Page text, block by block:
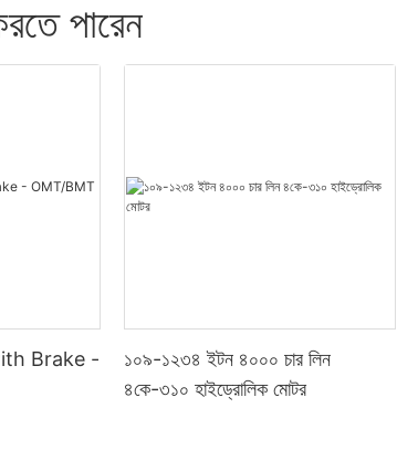
পারেন
Brake -
১০৯-১২৩৪ ইটন ৪০০০ চার লিন
৪কে-৩১০ হাইড্রোলিক মোটর